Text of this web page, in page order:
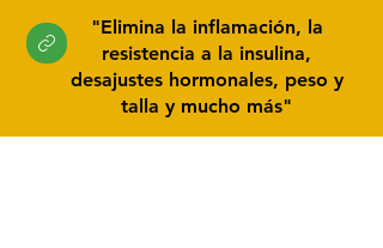
"Elimina la inflamación, la
resistencia a la insulina,
desajustes hormonales, peso y
talla y mucho más"